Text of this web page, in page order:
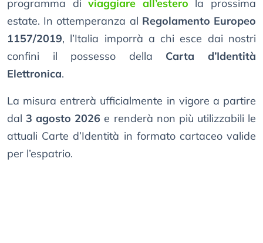
programma diviaggiare all’estero la prossima
estate. In ottemperanza al Regolamento Europeo
1157/2019, l’Italia imporrà a chi esce dai nostri
confini il possesso della Carta d’Identità
Elettronica.
La misura entrerà ufficialmente in vigore a partire
dal3 agosto 2026 e renderà non più utilizzabili le
attuali Carte d’Identità in formato cartaceo valide
per l’espatrio.